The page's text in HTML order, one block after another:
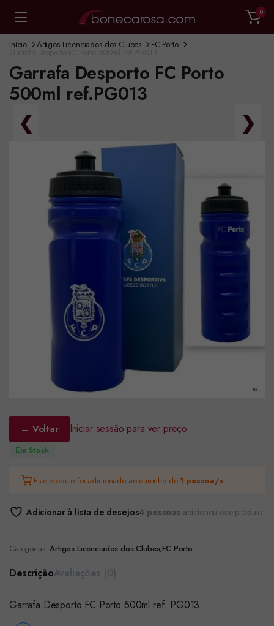
0
Início Artigos Licenciados dos Clubes FC Porto
Garrafa Desporto FC Porto 500ml ref.PG013
Garrafa Desporto FC Porto
500ml ref.PG013
❮ ❯
← Voltar Iniciar sessão para ver preço
Em Stock
Este produto foi adicionado ao carrinho de 1 pessoa/s .
Adicionar à lista de desejos4 pessoas adicionou este produto
Categorias: Artigos Licenciados dos Clubes,FC Porto
Descrição
Garrafa Desporto FC Porto 500ml ref. PG013